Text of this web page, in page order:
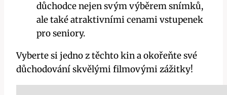
důchodce nejen svým výběrem snímků,
ale také atraktivními cenami vstupenek
pro seniory.
Vyberte si jedno z těchto kin a okořeňte své
důchodování skvělými filmovými zážitky!